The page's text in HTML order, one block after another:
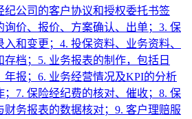
纪公司的客户协议和授权委托书签
询价、报价、方案确认、出单；3. 保
和变更；4. 投保资料、业务资料、
档；5. 业务报表的制作，包括日
年报；6. 业务经营情况及KPI的分析
；7. 保险经纪费的核对、催收；8. 保
财务报表的数据核对；9. 客户理赔服